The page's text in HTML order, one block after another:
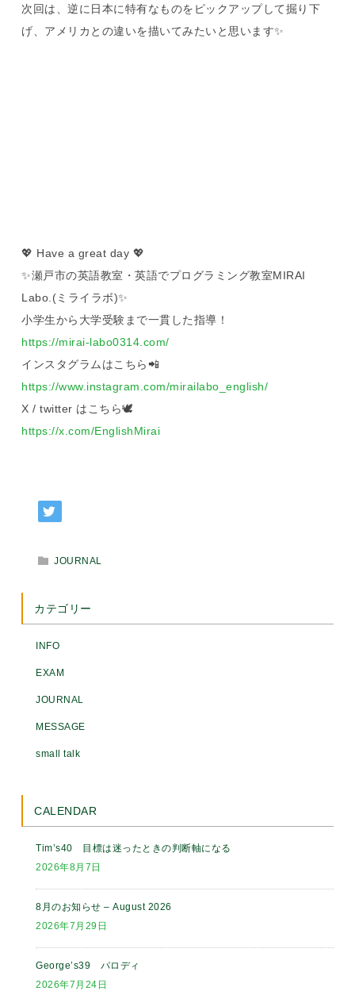
次回は、逆に日本に特有なものをピックアップして掘り下
げ、アメリカとの違いを描いてみたいと思います✨
💖 Have a great day 💖
✨瀬戸市の英語教室・英語でプログラミング教室MIRAI
Labo.(ミライラボ)✨
小学生から大学受験まで一貫した指導！
https://mirai-labo0314.com/
インスタグラムはこちら📲
https://www.instagram.com/mirailabo_english/
X / twitter はこちら🕊️
https://x.com/EnglishMirai
JOURNAL
カテゴリー
INFO
EXAM
JOURNAL
MESSAGE
small talk
CALENDAR
Tim’s40 目標は迷ったときの判断軸になる
2026年8月7日
8月のお知らせ – August 2026
2026年7月29日
George’s39 パロディ
2026年7月24日